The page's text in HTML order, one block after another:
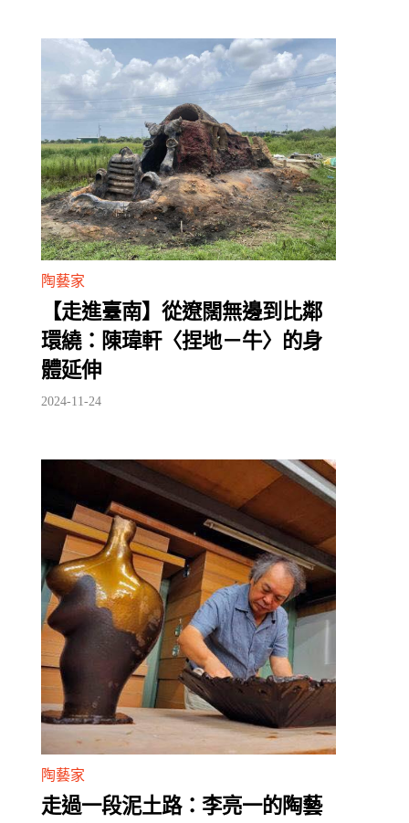
陶藝家
【走進臺南】從遼闊無邊到比鄰
環繞：陳瑋軒〈捏地－牛〉的身
體延伸
2024-11-24
陶藝家
走過一段泥土路：李亮一的陶藝